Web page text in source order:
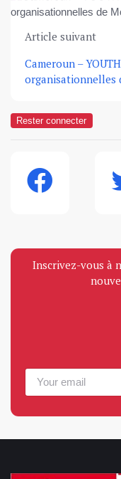
Article suivant
Cameroun –
organisationnelles
Rester connecter
Inscrivez-vous à